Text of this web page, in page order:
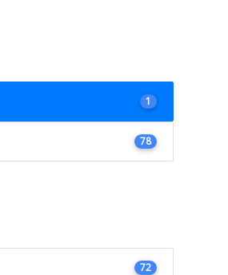
1
78
72